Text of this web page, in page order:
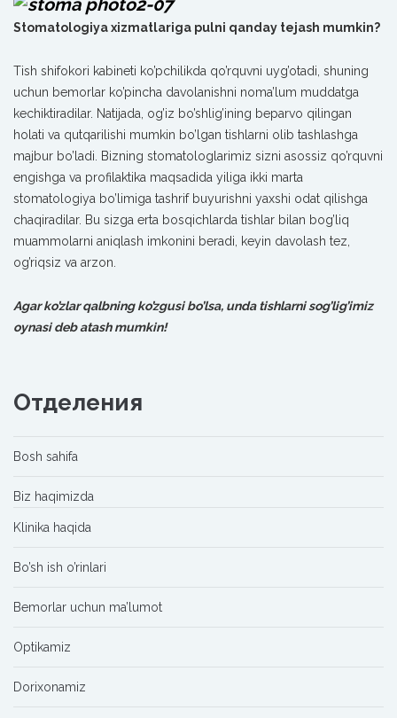
Stomatologiya xizmatlariga pulni qanday tejash mumkin?
Tish shifokori kabineti ko’pchilikda qo’rquvni uyg’otadi, shuning
uchun bemorlar ko’pincha davolanishni noma’lum muddatga
kechiktiradilar. Natijada, og’iz bo’shlig’ining beparvo qilingan
holati va qutqarilishi mumkin bo’lgan tishlarni olib tashlashga
majbur bo’ladi. Bizning stomatologlarimiz sizni asossiz qo’rquvni
engishga va profilaktika maqsadida yiliga ikki marta
stomatologiya bo’limiga tashrif buyurishni yaxshi odat qilishga
chaqiradilar. Bu sizga erta bosqichlarda tishlar bilan bog’liq
muammolarni aniqlash imkonini beradi, keyin davolash tez,
og’riqsiz va arzon.
Agar ko’zlar qalbning ko’zgusi bo’lsa, unda tishlarni sog’lig’imiz
oynasi deb atash mumkin!
Отделения
Bosh sahifa
Biz haqimizda
Klinika haqida
Bo’sh ish o’rinlari
Bemorlar uchun ma’lumot
Optikamiz
Dorixonamiz